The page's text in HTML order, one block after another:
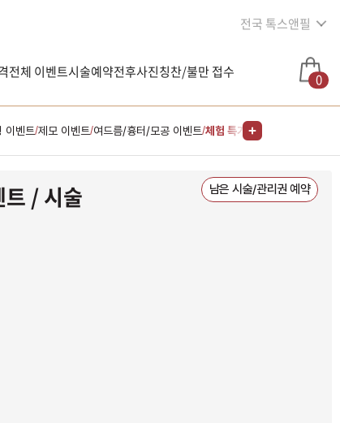
전국 톡스앤필
전체 이벤트시술예약전후사진칭찬/불만 접수 0
이벤트/제모 이벤트/여드름/흉터/모공 이벤트/체험 특가 이벤트
트 / 시술 남은 시술/관리권 예약